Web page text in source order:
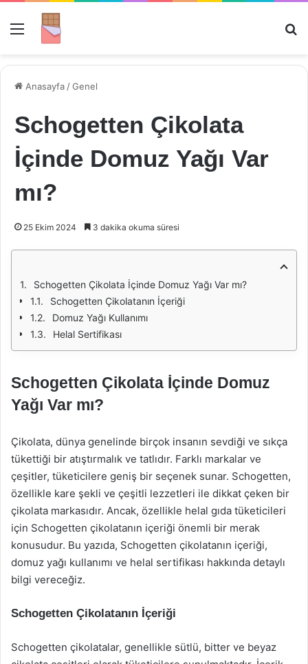
Menü
Anasayfa /Genel
Schogetten Çikolata
İçinde Domuz Yağı Var
mı?
25 Ekim 2024 3 dakika okuma süresi
Schogetten Çikolata İçinde Domuz Yağı Var mı?
Schogetten Çikolatanın İçeriği
Domuz Yağı Kullanımı
Helal Sertifikası
Schogetten Çikolata İçinde Domuz
Yağı Var mı?
Çikolata, dünya genelinde birçok insanın sevdiği ve sıkça
tükettiği bir atıştırmalık ve tatlıdır. Farklı markalar ve
çeşitler, tüketicilere geniş bir seçenek sunar. Schogetten,
özellikle kare şekli ve çeşitli lezzetleri ile dikkat çeken bir
çikolata markasıdır. Ancak, özellikle helal gıda tüketicileri
için Schogetten çikolatanın içeriği önemli bir merak
konusudur. Bu yazıda, Schogetten çikolatanın içeriği,
domuz yağı kullanımı ve helal sertifikası hakkında detaylı
bilgi vereceğiz.
Schogetten Çikolatanın İçeriği
Schogetten çikolatalar, genellikle sütlü, bitter ve beyaz